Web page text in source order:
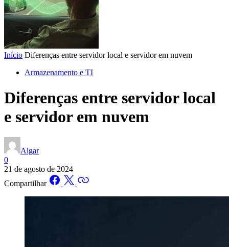
Início Diferenças entre servidor local e servidor em nuvem
Armazenamento e TI
Diferenças entre servidor local
e servidor em nuvem
Algar
0
21 de agosto de 2024
Compartilhar